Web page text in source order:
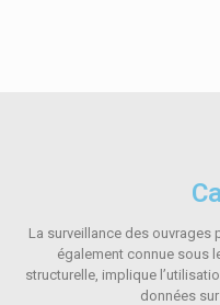
La surveillance des ouvrages
également connue sous
structurelle, implique
données